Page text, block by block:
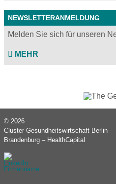
NEWSLETTERANMELDUNG
Melden Sie sich für unseren
MEHR
© 2026
Cluster Gesundheitswirtschaft Berlin-
Brandenburg – HealthCapital